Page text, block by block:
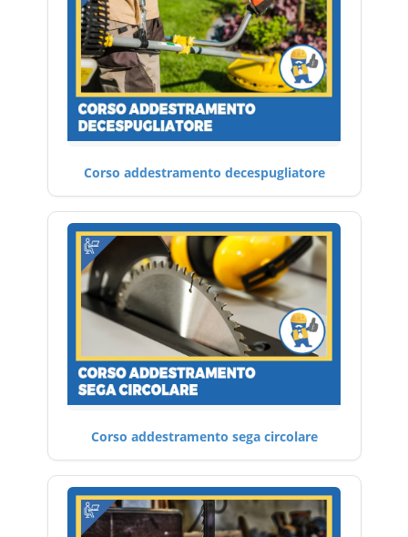
Corso addestramento decespugliatore
Corso addestramento sega circolare